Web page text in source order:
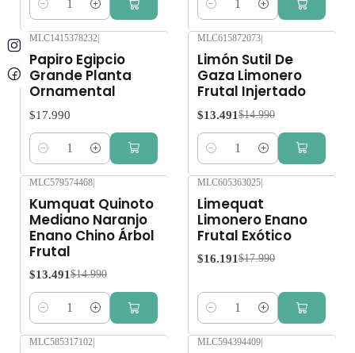
Cantidad Cantidad
MLC1415378232
Papiro Egipcio
Grande Planta
Ornamental
$17.990
Cantidad
MLC615872073
Limón Sutil De
Gaza Limonero
Frutal Injertado
$13.491 $14.990
Cantidad
MLC579574468|
Kumquat Quinoto
Mediano Naranjo
Enano Chino Árbol
Frutal
$13.491 $14.990
Cantidad
MLC605363025|
Limequat
Limonero Enano
Frutal Exótico
$16.191 $17.990
Cantidad
MLC585317102 MLC594394409